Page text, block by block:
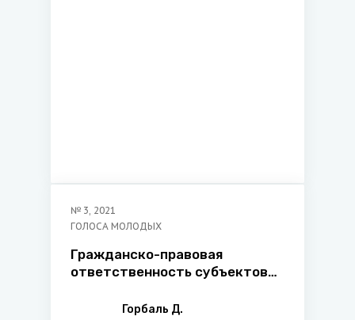
№ 3, 2021
ГОЛОСА МОЛОДЫХ
Гражданско-правовая
ответственность субъектов
обязательства
Горбаль Д.